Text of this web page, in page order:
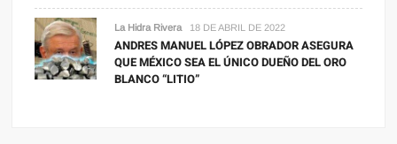
La Hidra Rivera 18 DE ABRIL DE 2022
ANDRES MANUEL LÓPEZ OBRADOR ASEGURA
QUE MÉXICO SEA EL ÚNICO DUEÑO DEL ORO
BLANCO “LITIO”